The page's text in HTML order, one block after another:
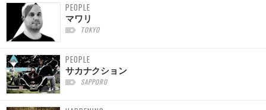
PEOPLE
マワリ
TOKYO
PEOPLE
サカナクション
SAPPORO